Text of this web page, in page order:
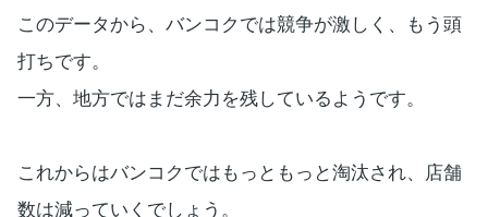
このデータから、バンコクでは競争が激しく、もう頭
打ちです。
一方、地方ではまだ余力を残しているようです。
これからはバンコクではもっともっと淘汰され、店舗
数は減っていくでしょう。